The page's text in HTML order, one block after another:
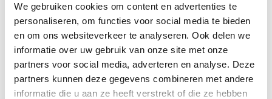
We gebruiken cookies om content en advertenties te
personaliseren, om functies voor social media te bieden
en om ons websiteverkeer te analyseren. Ook delen we
informatie over uw gebruik van onze site met onze
partners voor social media, adverteren en analyse. Deze
partners kunnen deze gegevens combineren met andere
informatie die u aan ze heeft verstrekt of die ze hebben
Wilt u boeken?Dat kan online als u klikt op de
button>Zoek & Boek<rechtsboven in het gele
informatiedeel of mail of bel ons op bovenstaand
email adres of telefoonnummer. Wij zijn 6 dagen per
week bereikbaar. Of maak eens een afspraak met
een van onze Travelplanners om uw vakantie te
bespreken!